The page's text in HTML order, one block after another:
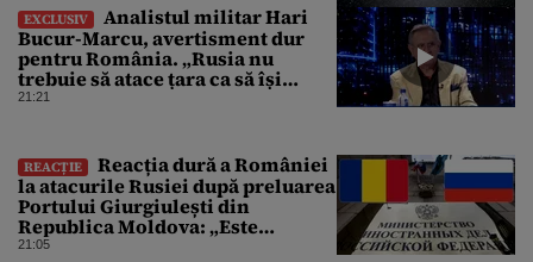
EXCLUSIV
Analistul militar Hari
Bucur-Marcu, avertisment dur
pentru România. „Rusia nu
trebuie să atace țara ca să își
atingă obiectivele de aici”
21:21
REACȚIE
Reacția dură a României
la atacurile Rusiei după preluarea
Portului Giurgiulești din
Republica Moldova: „Este
propagandă stalinistă”
21:05